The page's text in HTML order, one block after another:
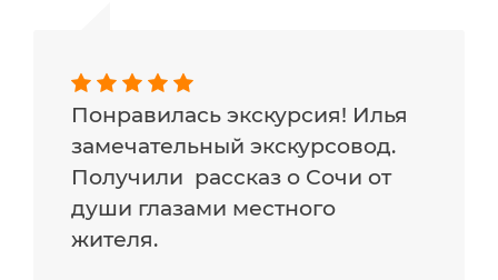
Понравилась экскурсия! Илья
замечательный экскурсовод.
Получили рассказ о Сочи от
души глазами местного
жителя.